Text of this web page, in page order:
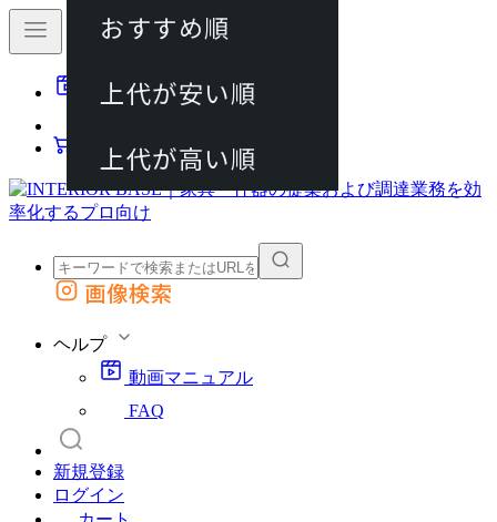
動画マニュアル
カート
外部サイトの商品をカートに追加
画像検索
ヘルプ
動画マニュアル
FAQ
新規登録
ログイン
おすすめ順
上代が安い順
上代が高い順